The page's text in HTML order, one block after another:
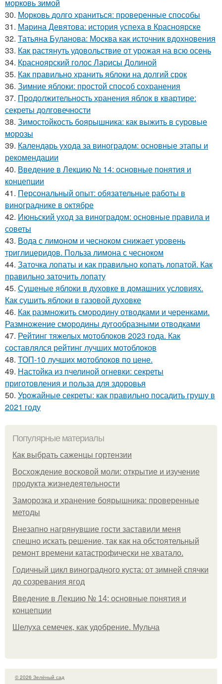
морковь зимой
30. Морковь долго храниться: проверенные способы
31. Марина Девятова: история успеха в Красноярске
32. Татьяна Буланова: Москва как источник вдохновения
33. Как растянуть удовольствие от урожая на всю осень
34. Красноярский голос Ларисы Долиной
35. Как правильно хранить яблоки на долгий срок
36. Зимние яблоки: простой способ сохранения
37. Продолжительность хранения яблок в квартире:
секреты долговечности
38. Зимостойкость боярышника: как выжить в суровые
морозы
39. Календарь ухода за виноградом: основные этапы и
рекомендации
40. Введение в Лекцию № 14: основные понятия и
концепции
41. Персональный опыт: обязательные работы в
винограднике в октябре
42. Июньский уход за виноградом: основные правила и
советы
43. Вода с лимоном и чесноком снижает уровень
триглицеридов. Польза лимона с чесноком
44. Заточка лопаты и как правильно копать лопатой. Как
правильно заточить лопату
45. Сушеные яблоки в духовке в домашних условиях.
Как сушить яблоки в газовой духовке
46. Как размножить смородину отводками и черенками.
Размножение смородины дугообразными отводками
47. Рейтинг тяжелых мотоблоков 2023 года. Как
составлялся рейтинг лучших мотоблоков
48. ТОП-10 лучших мотоблоков по цене.
49. Настойка из пчелиной огневки: секреты
приготовления и польза для здоровья
50. Урожайные секреты: как правильно посадить грушу в
2021 году
Популярные материалы
Как выбрать саженцы гортензии
Восхождение восковой моли: открытие и изучение
продукта жизнедеятельности
Заморозка и хранение боярышника: проверенные
методы
Внезапно нагрянувшие гости заставили меня
спешно искать решение, так как на обстоятельный
ремонт времени катастрофически не хватало.
Годичный цикл виноградного куста: от зимней спячки
до созревания ягод
Введение в Лекцию № 14: основные понятия и
концепции
Шелуха семечек, как удобрение. Мульча
© 2026 Зелёный сад